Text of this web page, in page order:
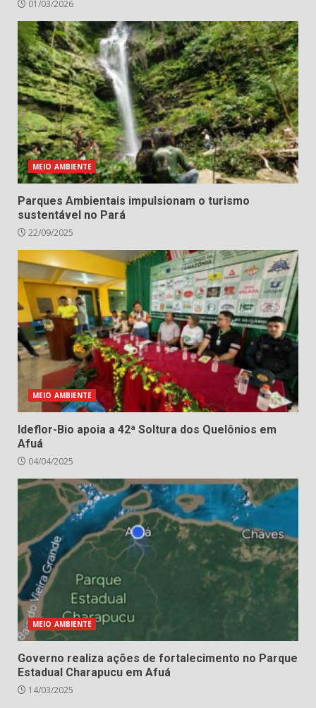
01/03/2026
MEIO AMBIENTE
Parques Ambientais impulsionam o turismo
sustentável no Pará
22/09/2025
MEIO AMBIENTE
Ideflor-Bio apoia a 42ª Soltura dos Quelônios em
Afuá
04/04/2025
MEIO AMBIENTE
Governo realiza ações de fortalecimento no Parque
Estadual Charapucu em Afuá
14/03/2025